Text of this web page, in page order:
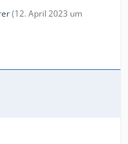
(12. April 2023 um